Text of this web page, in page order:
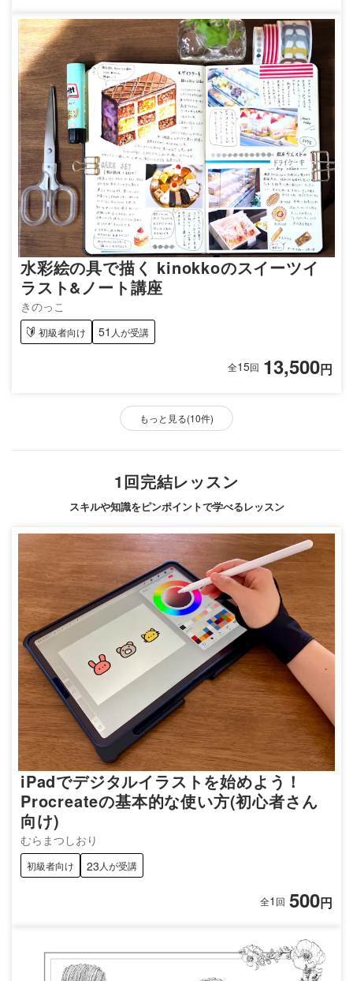
水彩絵の具で描く kinokkoのスイーツイ
ラスト&ノート講座
きのっこ
初級者向け 51 人が受講
全15回 13,500円
もっと見る(10件)
1回完結レッスン
スキルや知識をピンポイントで学べるレッスン
iPadでデジタルイラストを始めよう！
Procreateの基本的な使い方(初心者さん
向け)
むらまつしおり
初級者向け 23 人が受講
全1 回 500円